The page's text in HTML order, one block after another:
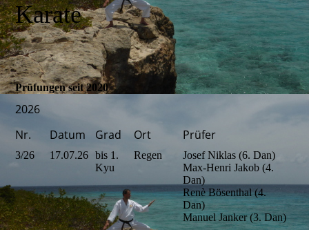
Karate
Prüfungen seit 2020
2026
Nr.
Datum Grad Ort Prüfer
3/26 17.07.26
bis 1.
Kyu
Regen
Josef Niklas (6. Dan)
Max-Henri Jakob (4.
Dan)
Renè Bösenthal (4.
Dan)
Manuel Janker (3. Dan)